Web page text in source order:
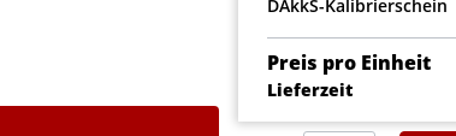
DAkkS-Kalibrierschein
Preis pro Einheit
Lieferzeit